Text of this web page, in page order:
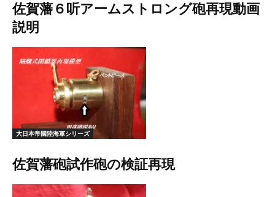
佐賀藩６听アームストロング砲再現動画
説明
大日本帝國陸海軍シリーズ
佐賀藩砲試作砲の検証再現